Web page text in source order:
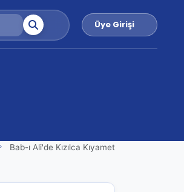
Üye Girişi
Bab-ı Ali'de Kızılca Kıyamet